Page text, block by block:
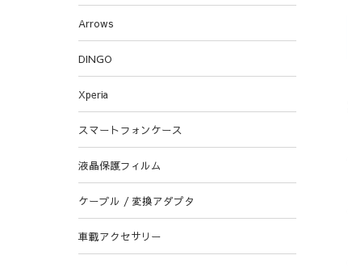
Arrows
DINGO
Xperia
スマートフォンケース
液晶保護フィルム
ケーブル / 変換アダプタ
車載アクセサリー